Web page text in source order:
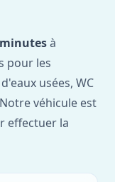
à
pour les
usées, WC
véhicule est
effectuer la